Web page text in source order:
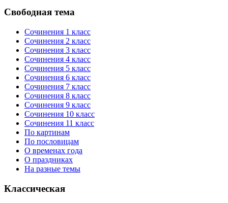
Свободная тема
Сочинения 1 класс
Сочинения 2 класс
Сочинения 3 класс
Сочинения 4 класс
Сочинения 5 класс
Сочинения 6 класс
Сочинения 7 класс
Сочинения 8 класс
Сочинения 9 класс
Сочинения 10 класс
Сочинения 11 класс
По картинам
По пословицам
О временах года
О праздниках
На разные темы
Классическая